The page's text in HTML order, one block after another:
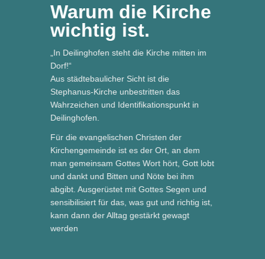
Warum die Kirche
wichtig ist.
„In Deilinghofen steht die Kirche mitten im
Dorf!“
Aus städtebaulicher Sicht ist die
Stephanus-Kirche unbestritten das
Wahrzeichen und Identifikationspunkt in
Deilinghofen.
Für die evangelischen Christen der
Kirchengemeinde ist es der Ort, an dem
man gemeinsam Gottes Wort hört, Gott lobt
und dankt und Bitten und Nöte bei ihm
abgibt. Ausgerüstet mit Gottes Segen und
sensibilisiert für das, was gut und richtig ist,
kann dann der Alltag gestärkt gewagt
werden